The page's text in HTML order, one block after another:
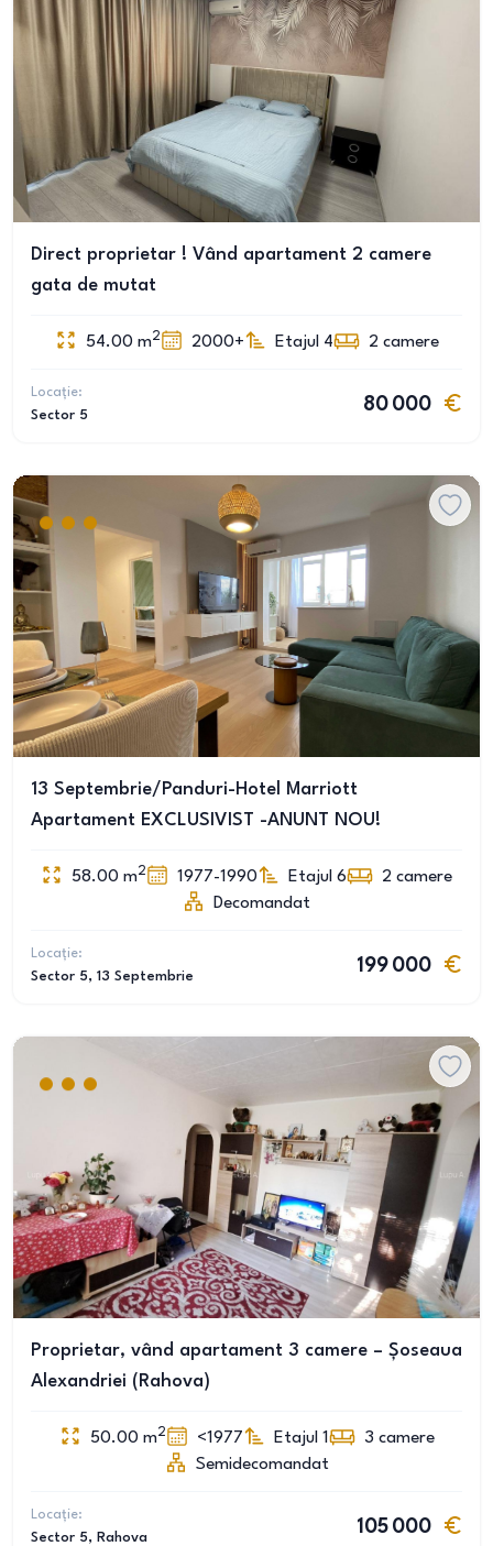
Direct proprietar ! Vând apartament 2 camere
gata de mutat
54.00 m2 2000+ Etajul 4 2 camere
Locație:
Sector 5
80 000
13 Septembrie/Panduri-Hotel Marriott
Apartament EXCLUSIVIST -ANUNT NOU!
58.00 m2 1977-1990 Etajul 6 2 camere
Decomandat
Locație:
Sector 5, 13 Septembrie
199 000
Proprietar, vând apartament 3 camere – Șoseaua
Alexandriei (Rahova)
50.00 m2 <1977 Etajul 1 3 camere
Semidecomandat
Locație:
Sector 5, Rahova
105 000